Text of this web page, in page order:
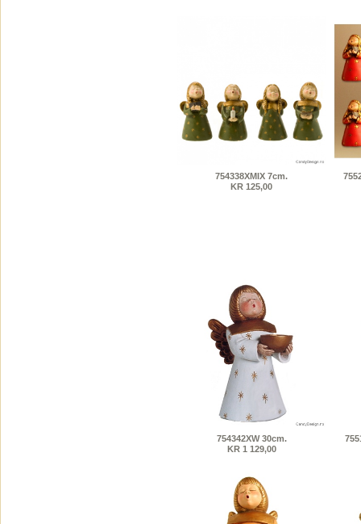
754338XMIX 7cm.
KR 125,00
754342XW 30cm.
KR 1 129,00